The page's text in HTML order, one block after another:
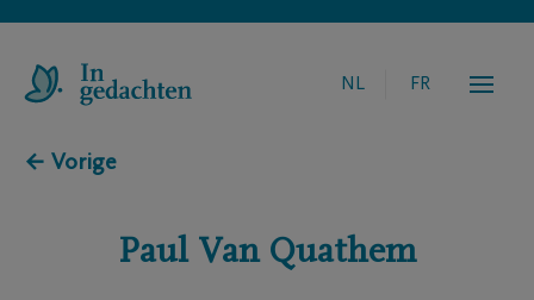
NL FR
← Vorige
Paul Van Quathem